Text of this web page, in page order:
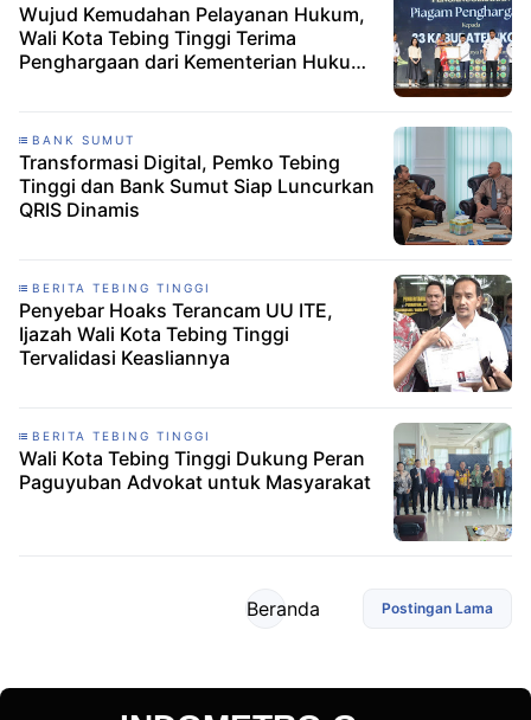
Wujud Kemudahan Pelayanan Hukum,
Wali Kota Tebing Tinggi Terima
Penghargaan dari Kementerian Hukum
BANK SUMUT
Transformasi Digital, Pemko Tebing
Tinggi dan Bank Sumut Siap Luncurkan
QRIS Dinamis
BERITA TEBING TINGGI
Penyebar Hoaks Terancam UU ITE,
Ijazah Wali Kota Tebing Tinggi
Tervalidasi Keasliannya
BERITA TEBING TINGGI
Wali Kota Tebing Tinggi Dukung Peran
Paguyuban Advokat untuk Masyarakat
Postingan Lama
Beranda